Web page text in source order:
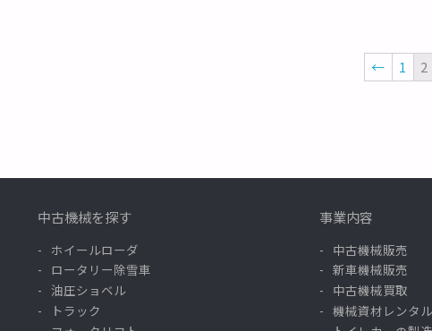
← 1 2
中古機械を探す
ホイールローダ
ロータリー除雪車
油圧ショベル
トラック
事業内容
中古機械販売
新車機械販売
中古機械買取
機械資材レンタル